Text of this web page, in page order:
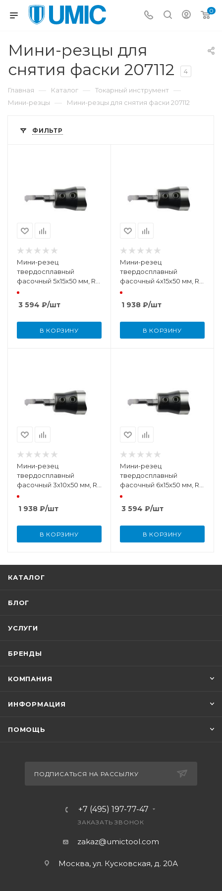
0
Мини-резцы для
снятия фаски 207112
4
Главная — Каталог — Токарный инструмент —
Мини-резцы — Мини-резцы для снятия фаски 207112
ФИЛЬТР
Мини-резец
твердосплавный
фасочный 5x15x50 мм, R
0,2
3 594 ₽/шт
В КОРЗИНУ
Мини-резец
твердосплавный
фасочный 4x15x50 мм, R
0,2
1 938 ₽/шт
В КОРЗИНУ
Мини-резец
твердосплавный
фасочный 3x10x50 мм, R
0,2
1 938 ₽/шт
В КОРЗИНУ
Мини-резец
твердосплавный
фасочный 6x15x50 мм, R
0,2
3 594 ₽/шт
В КОРЗИНУ
КАТАЛОГ
БЛОГ
УСЛУГИ
БРЕНДЫ
КОМПАНИЯ
ИНФОРМАЦИЯ
ПОМОЩЬ
ПОДПИСАТЬСЯ НА РАССЫЛКУ
+7 (495) 197-77-47
ЗАКАЗАТЬ ЗВОНОК
zakaz@umictool.com
Москва, ул. Кусковская, д. 20А